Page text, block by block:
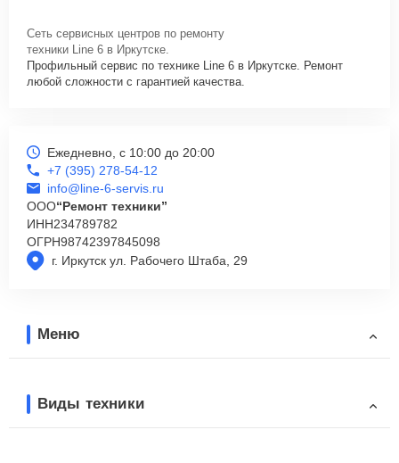
Сеть сервисных центров по ремонту
техники Line 6 в Иркутске.
Профильный сервис по технике Line 6 в Иркутске. Ремонт
любой сложности с гарантией качества.
г. Иркутск ул. Рабочего Штаба, 29
Ежедневно, с 10:00 до 20:00
+7 (395) 278-54-12
info@line-6-servis.ru
ООО“Ремонт техники”
ИНН234789782
ОГРН98742397845098
Меню
Виды техники